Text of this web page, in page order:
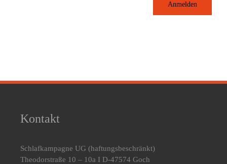
Anmelden
Kontakt
Schlafkampagne UG (haftungsbeschränkt)
Theodorstraße 10 – 10a I D-47574 Goch